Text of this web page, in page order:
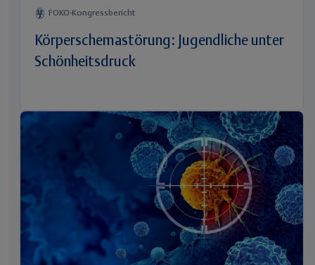
FOKO-Kongressbericht
Körperschemastörung: Jugendliche unter
Schönheitsdruck